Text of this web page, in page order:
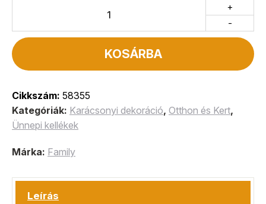
-
+
KOSÁRBA
Cikkszám: 58355
Kategóriák: Karácsonyi dekoráció, Otthon és Kert,
Ünnepi kellékek
Márka: Family
Leírás